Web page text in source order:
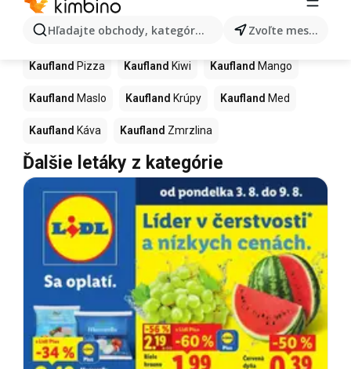
Hľadajte obchody, kategórie, produkty... Zvoľte mesto
Ďalšie produkty v obchodoch
Kaufland
Kaufland Pizza Kaufland Kiwi Kaufland Mango
Kaufland Maslo Kaufland Krúpy Kaufland Med
Kaufland Káva Kaufland Zmrzlina
Ďalšie letáky z kategórie